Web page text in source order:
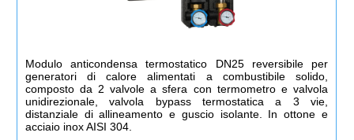
Modulo anticondensa termostatico DN25 reversibile per
generatori di calore alimentati a combustibile solido,
composto da 2 valvole a sfera con termometro e valvola
unidirezionale, valvola bypass termostatica a 3 vie,
distanziale di allineamento e guscio isolante. In ottone e
acciaio inox AISI 304.